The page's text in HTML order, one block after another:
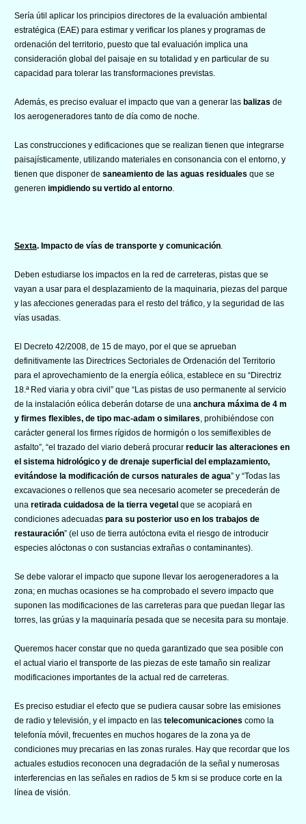
Sería útil aplicar los principios directores de la evaluación ambiental
estratégica (EAE) para estimar y verificar los planes y programas de
ordenación del territorio, puesto que tal evaluación implica una
consideración global del paisaje en su totalidad y en particular de su
capacidad para tolerar las transformaciones previstas.
Además, es preciso evaluar el impacto que van a generar las balizas de
los aerogeneradores tanto de día como de noche.
Las construcciones y edificaciones que se realizan tienen que integrarse
paisajísticamente, utilizando materiales en consonancia con el entorno, y
tienen que disponer de saneamiento de las aguas residuales que se
generen impidiendo su vertido al entorno
Sexta. Impacto de vías de transporte y comunicación
Deben estudiarse los impactos en la red de carreteras, pistas que se
vayan a usar para el desplazamiento de la maquinaria, piezas del parque
y las afecciones generadas para el resto del tráfico, y la seguridad de las
vías usadas.
El Decreto 42/2008, de 15 de mayo, por el que se aprueban
definitivamente las Directrices Sectoriales de Ordenación del Territorio
para el aprovechamiento de la energía eólica, establece en su “Directriz
18.ª Red viaria y obra civil” que “Las pistas de uso permanente al servicio
de la instalación eólica deberán dotarse de una anchura máxima de 4 m
y firmes flexibles, de tipo mac-adam o similares , prohibiéndose con
carácter general los firmes rígidos de hormigón o los semiflexibles de
asfalto”, “el trazado del viario deberá procurar reducir las alteraciones en
el sistema hidrológico y de drenaje superficial del emplazamiento,
evitándose la modificación de cursos naturales de agua” y “Todas las
excavaciones o rellenos que sea necesario acometer se precederán de
una retirada cuidadosa de la tierra vegetal que se acopiará en
condiciones adecuadas para su posterior uso en los trabajos de
restauración” (el uso de tierra autóctona evita el riesgo de introducir
especies alóctonas o con sustancias extrañas o contaminantes).
Se debe valorar el impacto que supone llevar los aerogeneradores a la
zona; en muchas ocasiones se ha comprobado el severo impacto que
suponen las modificaciones de las carreteras para que puedan llegar las
torres, las grúas y la maquinaría pesada que se necesita para su montaje.
Queremos hacer constar que no queda garantizado que sea posible con
el actual viario el transporte de las piezas de este tamaño sin realizar
modificaciones importantes de la actual red de carreteras.
Es preciso estudiar el efecto que se pudiera causar sobre las emisiones
de radio y televisión, y el impacto en las telecomunicaciones como la
telefonía móvil, frecuentes en muchos hogares de la zona ya de
condiciones muy precarias en las zonas rurales. Hay que recordar que los
actuales estudios reconocen una degradación de la señal y numerosas
interferencias en las señales en radios de 5 km si se produce corte en la
línea de visión.